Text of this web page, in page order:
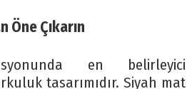
Öne Çıkarın
en belirleyici
tasarımıdır. Siyah mat